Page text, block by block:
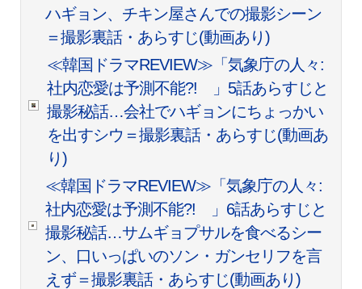
ハギョン、チキン屋さんでの撮影シーン
＝撮影裏話・あらすじ(動画あり)
≪韓国ドラマREVIEW≫「気象庁の人々:
社内恋愛は予測不能?! 」5話あらすじと
撮影秘話…会社でハギョンにちょっかい
を出すシウ＝撮影裏話・あらすじ(動画あ
り)
≪韓国ドラマREVIEW≫「気象庁の人々:
社内恋愛は予測不能?! 」6話あらすじと
撮影秘話…サムギョプサルを食べるシー
ン、口いっぱいのソン・ガンセリフを言
えず＝撮影裏話・あらすじ(動画あり)